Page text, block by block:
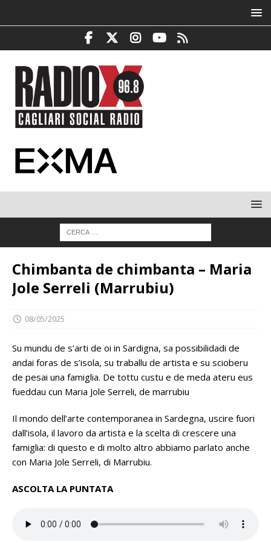
Chimbanta de chimbanta – Maria
Jole Serreli (Marrubiu)
08/05/2025
Su mundu de s’arti de oi in Sardigna, sa possibilidadi de
andai foras de s’isola, su traballu de artista e su scioberu
de pesai una famiglia. De tottu custu e de meda ateru eus
fueddau cun Maria Jole Serreli, de marrubiu
Il mondo dell’arte contemporanea in Sardegna, uscire fuori
dall’isola, il lavoro da artista e la scelta di crescere una
famiglia: di questo e di molto altro abbiamo parlato anche
con Maria Jole Serreli, di Marrubiu.
ASCOLTA LA PUNTATA